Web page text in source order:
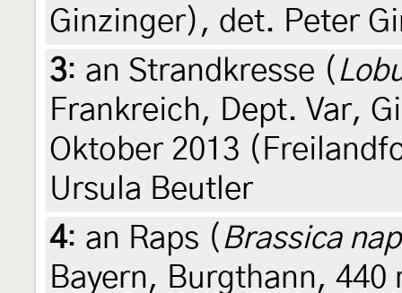
Ginzinger), det. Peter
3: an Strandkresse (
Frankreich, Dept. Var,
Oktober 2013
Ursula Beutler
4: an Raps ( Brassica
Bayern, Burgthann, 440